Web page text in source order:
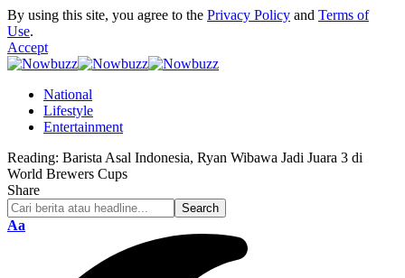
By using this site, you agree to the Privacy Policy and Terms of
Use.
Accept
National
Lifestyle
Entertainment
Reading: Barista Asal Indonesia, Ryan Wibawa Jadi Juara 3 di
World Brewers Cups
Share
Font
Aa